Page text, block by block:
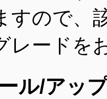
すので、
レードを
ル/アッ